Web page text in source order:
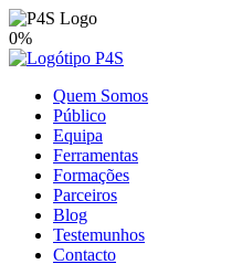
0%
Quem Somos
Público
Equipa
Ferramentas
Formações
Parceiros
Blog
Testemunhos
Contacto